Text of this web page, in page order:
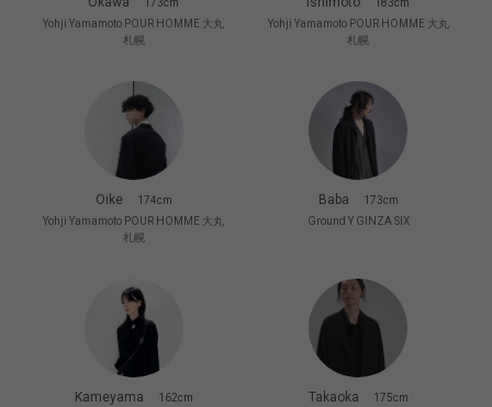
173cm
Yohji Yamamoto POUR HOMME 大丸
札幌
183cm
Yohji Yamamoto POUR HOMME 大丸
札幌
Oike
174cm
Yohji Yamamoto POUR HOMME 大丸
札幌
Baba
173cm
Ground Y GINZA SIX
Kameyama
162cm
Takaoka
175cm